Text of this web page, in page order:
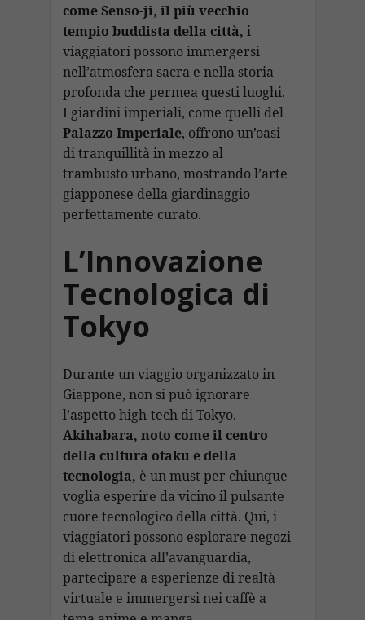
come Senso-ji, il più vecchio
tempio buddista della città, i
viaggiatori possono immergersi
nell’atmosfera sacra e nella storia
profonda che permea questi luoghi.
I giardini imperiali, come quelli del
Palazzo Imperiale, offrono un’oasi
di tranquillità in mezzo al
trambusto urbano, mostrando l’arte
giapponese della giardinaggio
perfettamente curato.
L’Innovazione
Tecnologica di
Tokyo
Durante un viaggio organizzato in
Giappone, non si può ignorare
l’aspetto high-tech di Tokyo.
Akihabara, noto come il centro
della cultura otaku e della
tecnologia, è un must per chiunque
voglia esperire da vicino il pulsante
cuore tecnologico della città. Qui, i
viaggiatori possono esplorare negozi
di elettronica all’avanguardia,
partecipare a esperienze di realtà
virtuale e immergersi nei caffè a